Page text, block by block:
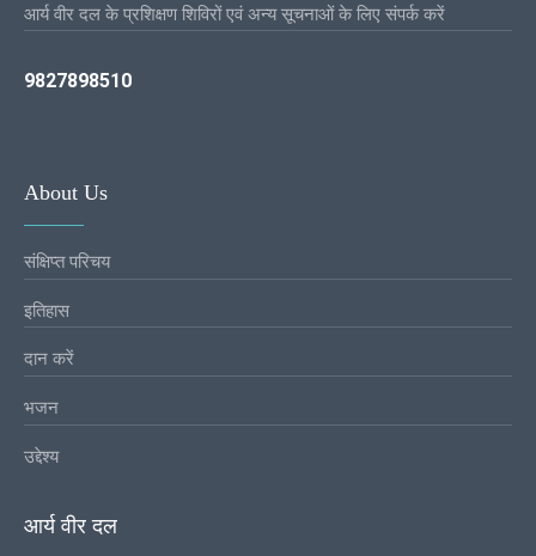
आर्य वीर दल के प्रशिक्षण शिविरों एवं अन्य सूचनाओं के लिए संपर्क करें
9827898510
About Us
संक्षिप्त परिचय
इतिहास
दान करें
भजन
उद्देश्य
आर्य वीर दल